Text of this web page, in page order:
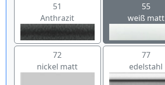
51
Anthrazit
55
weiß matt
72
nickel matt
77
edelstahl